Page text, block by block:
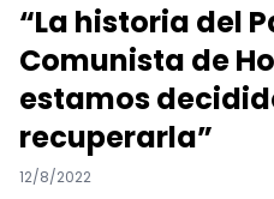
“La historia del
Comunista de
estamos
recuperarla”
12/8/2022